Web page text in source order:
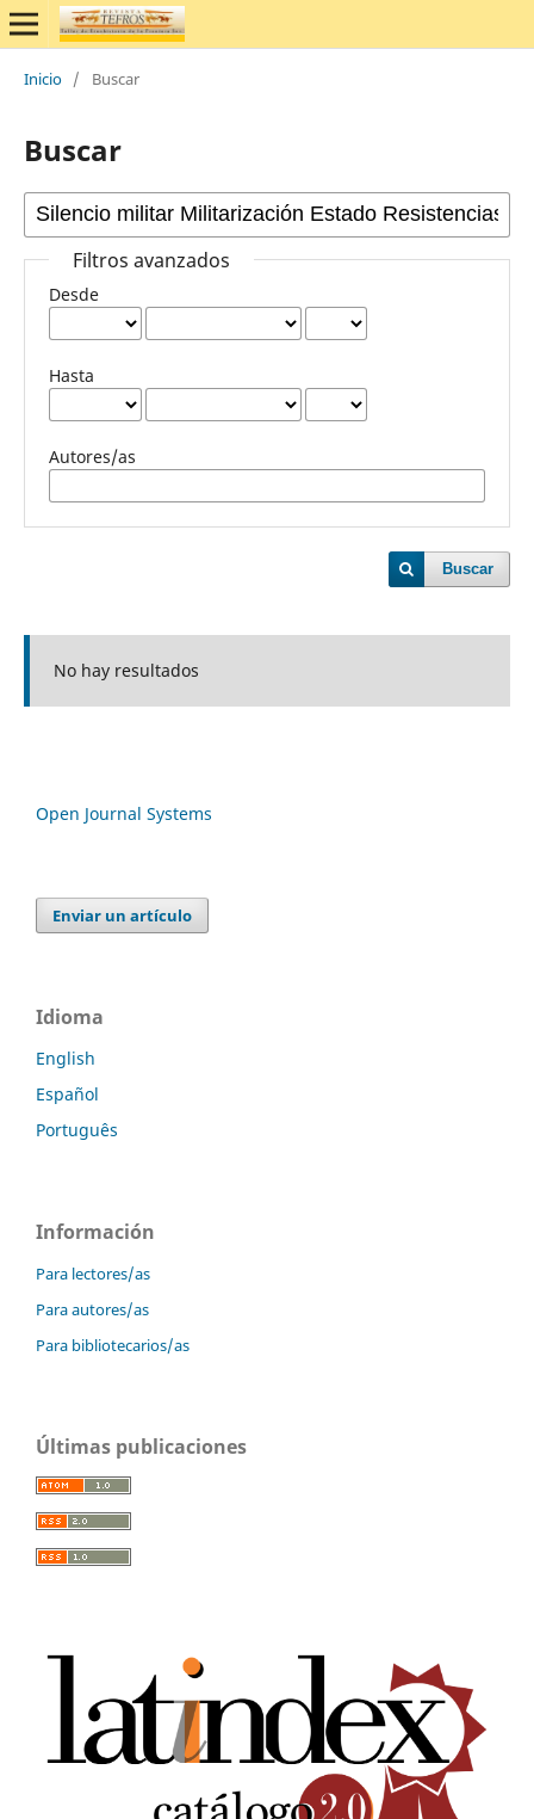
Inicio / Buscar
Buscar
Filtros avanzados
Desde
Hasta
Autores/as
Buscar
No hay resultados
Open Journal Systems
Enviar un artículo
Idioma
English
Español
Português
Información
Para lectores/as
Para autores/as
Para bibliotecarios/as
Últimas publicaciones